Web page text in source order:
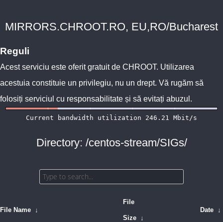
MIRRORS.CHROOT.RO, EU,RO/Bucharest
Reguli
Acest serviciu este oferit gratuit de CHROOT. Utilizarea
acestuia constituie un privilegiu, nu un drept. Vă rugăm să
folosiți serviciul cu responsabilitate și să evitați abuzul.
Directory: /centos-stream/SIGs/
File Name ↓
File
Size ↓
Date ↓